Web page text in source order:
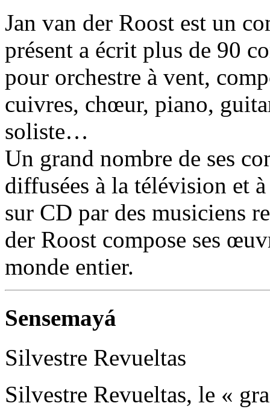
Jan van der Roost est un
présent a écrit plus de 90
pour orchestre à vent,
cuivres, chœur, piano,
soliste…
Un grand nombre de ses
diffusées à la télévision et
sur CD par des musiciens
der Roost compose ses
monde entier.
Sensemayá
Silvestre Revueltas
Silvestre Revueltas, le «